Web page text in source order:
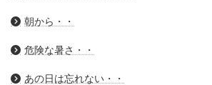
朝から・・
危険な暑さ・・
あの日は忘れない・・